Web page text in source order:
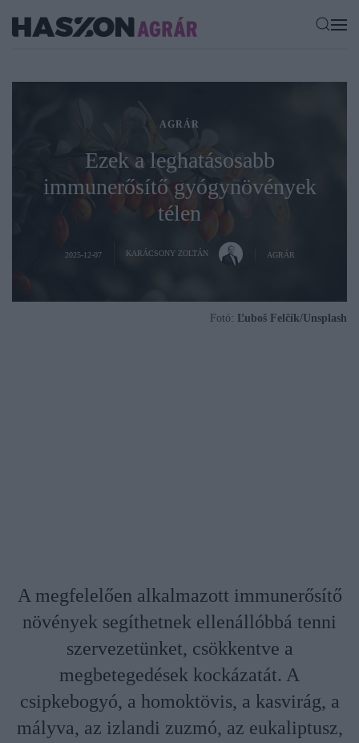
AGRÁR
Ezek a leghatásosabb
immunerősítő gyógynövények
télen
2025-12-07 KARÁCSONY ZOLTÁN AGRÁR
Fotó: Ľuboš Felčík/Unsplash
A megfelelően alkalmazott immunerősítő
növények segíthetnek ellenállóbbá tenni
szervezetünket, csökkentve a
megbetegedések kockázatát. A
csipkebogyó, a homoktövis, a kasvirág, a
mályva, az izlandi zuzmó, az eukaliptusz,